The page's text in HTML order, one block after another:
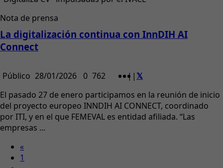
Nota de prensa
La digitalización continua con InnDIH AI
Connect
Público 28/01/2026 0 762 | |
El pasado 27 de enero participamos en la reunión de inicio
del proyecto europeo INNDIH AI CONNECT, coordinado
por ITI, y en el que FEMEVAL es entidad afiliada. “Las
empresas ...
«
1